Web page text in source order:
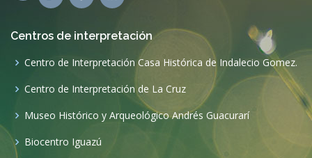
Centros de interpretación
Centro de Interpretación Casa Histórica de Indalecio Gomez.
Centro de Interpretación de La Cruz
Museo Histórico y Arqueológico Andrés Guacurarí
Biocentro Iguazú